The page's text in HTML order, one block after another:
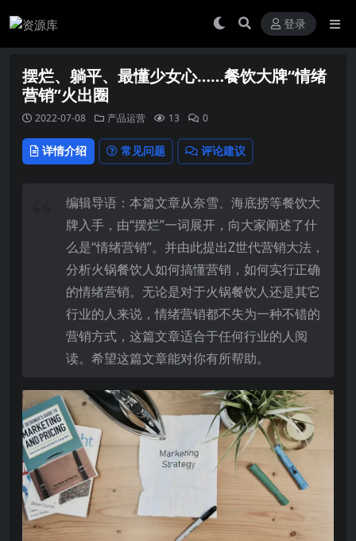
登录
摆烂、躺平、最懂少女心……餐饮大牌“情绪
营销”火出圈
2022-07-08 产品运营 13 0
详情介绍 常见问题 评论建议
编辑导语：本篇文章从奈雪、海底捞等餐饮大
牌入手，由“摆烂”一词展开，向大家阐述了什
么是“情绪营销”。并由此提出Z世代营销大法，
分析火锅餐饮人如何搞懂营销，如何实行正确
的情绪营销。无论是对于火锅餐饮人还是其它
行业的人来说，情绪营销都不失为一种不错的
营销方式，这篇文章适合于任何行业的人阅
读。希望这篇文章能对你有所帮助。